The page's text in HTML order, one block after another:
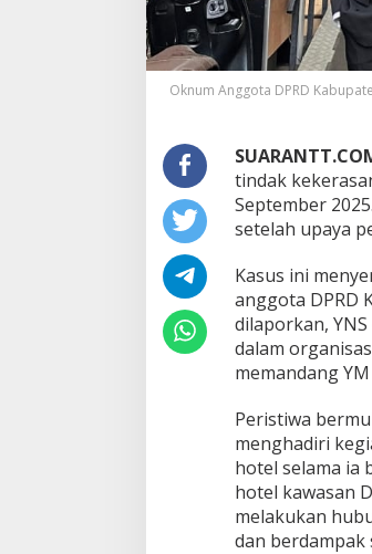
Oknum Anggota DPRD
tindak
September
setelah upaya
Kasus ini
anggota DPRD
dilaporkan,
dalam
memandang
Peristiwa
menghadiri
hotel selama ia
hotel kawasan
melakukan
dan